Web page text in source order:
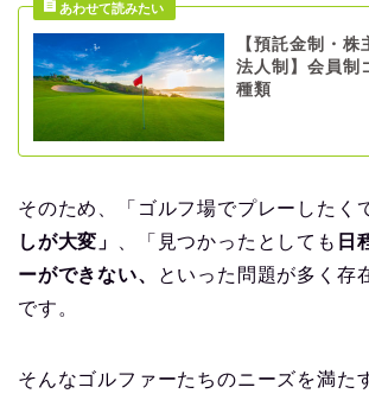
【預託金制・株
法人制】会員制
種類
そのため、「ゴルフ場でプレーしたく
しが大変」
、「見つかったとしても 日
ーができない、
といった問題が多く存
です。
そんなゴルファーたちのニーズを満た